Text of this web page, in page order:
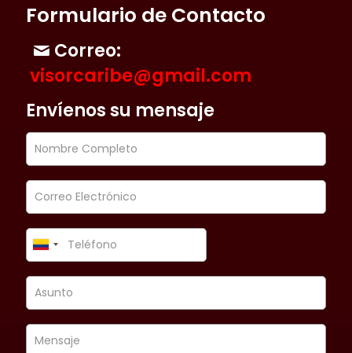
Formulario de Contacto
Correo:
visorcaribe@gmail.com
Envíenos su mensaje